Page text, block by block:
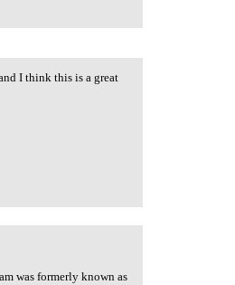
I think this is a great
was formerly known as